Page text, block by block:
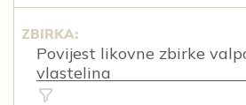
ZBIRKA:
Povijest likovne zbirke
vlastelina